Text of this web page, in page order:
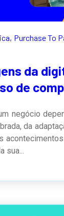
Purchase To
da
de
negócio
da
sua...